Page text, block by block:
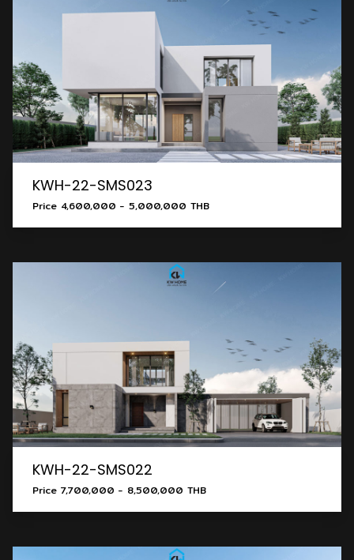
KWH-22-SMS023
Price 4,600,000 - 5,000,000 THB
KWH-22-SMS022
Price 7,700,000 - 8,500,000 THB